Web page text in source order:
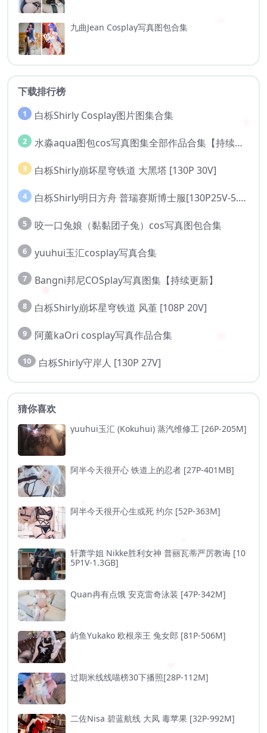
九曲Jean Cosplay写真图包合集
下载排行榜
1 白栎Shirly Cosplay图片图集合集
2 水淼aqua图包cos写真图集全部作品合集【持续更新..】
3 白栎Shirly崩坏星穹铁道 大黑塔 [130P 30V]
4 白栎Shirly明日方舟 普瑞赛斯博士服[130P25V-5.76G]
5 咬一口兔娘（黏黏团子兔）cos写真图包合集
6 yuuhui玉汇cosplay写真合集
7 Bangni邦尼COSplay写真图集【持续更新】
8 白栎Shirly崩坏星穹铁道 风堇 [108P 20V]
9 阿薰kaOri cosplay写真作品合集
10 白栎Shirly守岸人 [130P 27V]
猜你喜欢
yuuhui玉汇 (Kokuhui) 蒸汽维修工 [26P-205M]
阿半今天很开心 铁道上的忍者 [27P-401MB]
阿半今天很开心生或死 约尔 [52P-363M]
轩萧学姐 Nikke胜利女神 普丽瓦蒂严厉教诲 [10
5P1V-1.3GB]
Quan冉有点饿 安克雷奇泳装 [47P-342M]
屿鱼Yukako 欧根亲王 兔女郎 [81P-506M]
过期米线线喵榜30下播照[28P-112M]
二佐Nisa 碧蓝航线 大凤 毒苹果 [32P-992M]